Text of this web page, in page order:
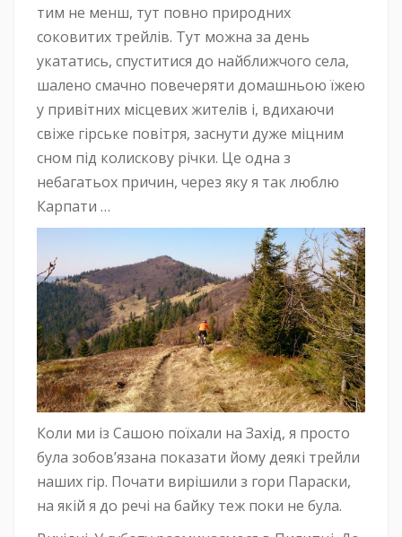
тим не менш, тут повно природних
соковитих трейлів. Тут можна за день
укататись, спуститися до найближчого села,
шалено смачно повечеряти домашньою їжею
у привітних місцевих жителів і, вдихаючи
свіже гірське повітря, заснути дуже міцним
сном під колискову річки. Це одна з
небагатьох причин, через яку я так люблю
Карпати …
Коли ми із Сашою поїхали на Захід, я просто
була зобов’язана показати йому деякі трейли
наших гір. Почати вирішили з гори Параски,
на якій я до речі на байку теж поки не була.